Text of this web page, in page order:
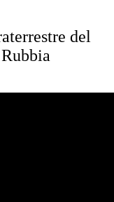
del